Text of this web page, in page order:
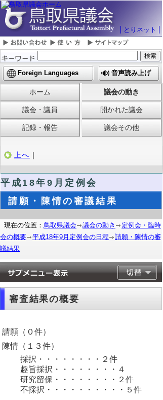
とりネット
Foreign Languages 音声読み上げ
ホーム 議会の動き
議会・議員 開かれた議会
記録・報告 議会その他
上へ ｜
平成18年9月定例会
請願・陳情の審議結果
現在の位置： 鳥取県議会 議会の動き
定例会・臨時
会の概要
平成18年9月定例会の日程
請願・陳情の審
議結果
審査結果の概要
請願（０件）
陳情（１３件）
採択・・・・・・・・２件
趣旨採択・・・・・・・・４
研究留保・・・・・・・・２件
不採択・・・・・・・・・・５件